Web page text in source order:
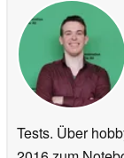
Tests. Über